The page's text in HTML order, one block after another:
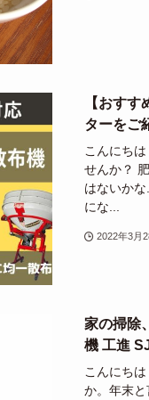
【おす
ターをご
こんにち
せんか？
はないか
にな...
2022年3月
家の掃除
機 工進
こんにち
か。年末